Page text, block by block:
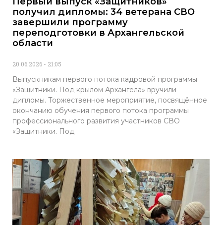
получил дипломы: 34 ветерана СВО
завершили программу
переподготовки в Архангельской
области
20.06.2026 21:05
Выпускникам первого потока кадровой программы
«Защитники. Под крылом Архангела» вручили
дипломы. Торжественное мероприятие, посвящённое
окончанию обучения первого потока программы
профессионального развития участников СВО
«Защитники. Под